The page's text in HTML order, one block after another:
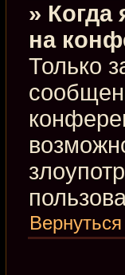
» Когда
на
Только